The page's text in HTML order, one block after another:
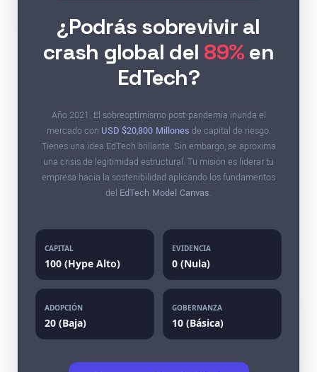
¿Podrás sobrevivir al
crash global del 89% en
EdTech?
Año 2021. El sobreoptimismo post-pandemia inunda el
mercado con USD $20,800 Millones de capital de riesgo.
Tienes una idea EdTech brillante. Sin embargo, se aproxima
una crisis de legitimidad estructural. Tu misión es liderar tu
empresa hacia la sostenibilidad aplicando los fundamentos
del EdTech Model Canvas.
CAPITAL
100 (Hype Alto)
EVIDENCIA
0 (Nula)
ADOPCIÓN
20 (Baja)
GOBERNANZA
10 (Básica)